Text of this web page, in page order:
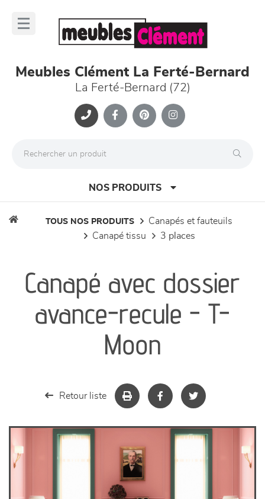
Meubles Clément La Ferté-Bernard
La Ferté-Bernard (72)
NOS PRODUITS
séjours
meubles de complément
chambres et dressing
TOUS NOS PRODUITS
canapés et fauteuils
canapé tissu
3 places
Canapé avec dossier
avance-recule - T-
Moon
Retour liste